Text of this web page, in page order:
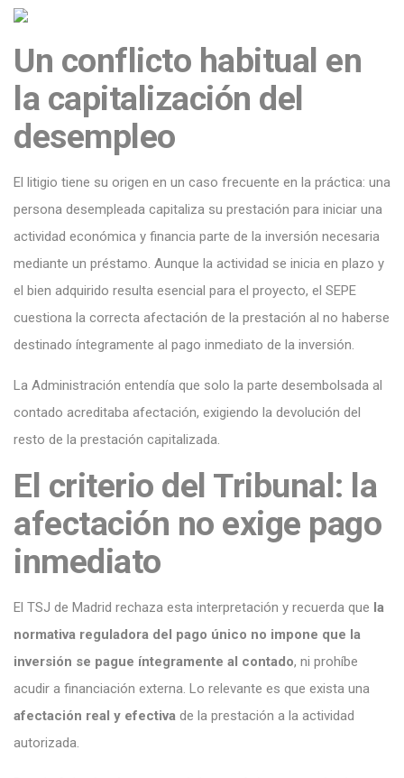
Un conflicto habitual en
la capitalización del
desempleo
El litigio tiene su origen en un caso frecuente en la práctica: una
persona desempleada capitaliza su prestación para iniciar una
actividad económica y financia parte de la inversión necesaria
mediante un préstamo. Aunque la actividad se inicia en plazo y
el bien adquirido resulta esencial para el proyecto, el SEPE
cuestiona la correcta afectación de la prestación al no haberse
destinado íntegramente al pago inmediato de la inversión.
La Administración entendía que solo la parte desembolsada al
contado acreditaba afectación, exigiendo la devolución del
resto de la prestación capitalizada.
El criterio del Tribunal: la
afectación no exige pago
inmediato
El TSJ de Madrid rechaza esta interpretación y recuerda que la
normativa reguladora del pago único no impone que la
inversión se pague íntegramente al contado, ni prohíbe
acudir a financiación externa. Lo relevante es que exista una
afectación real y efectiva de la prestación a la actividad
autorizada.